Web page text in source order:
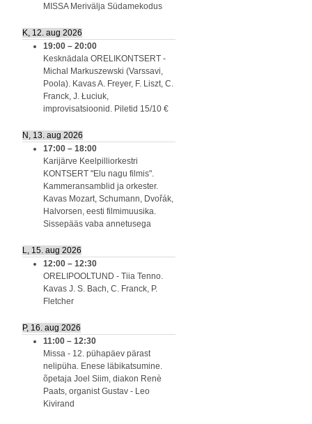
MISSA Merivälja Südamekodus
K, 12. aug 2026
19:00 – 20:00
Kesknädala ORELIKONTSERT -
Michal Markuszewski (Varssavi,
Poola). Kavas A. Freyer, F. Liszt, C.
Franck, J. Łuciuk,
improvisatsioonid. Piletid 15/10 €
N, 13. aug 2026
17:00 – 18:00
Karijärve Keelpilliorkestri
KONTSERT "Elu nagu filmis".
Kammeransamblid ja orkester.
Kavas Mozart, Schumann, Dvořák,
Halvorsen, eesti filmimuusika.
Sissepääs vaba annetusega
L, 15. aug 2026
12:00 – 12:30
ORELIPOOLTUND - Tiia Tenno.
Kavas J. S. Bach, C. Franck, P.
Fletcher
P, 16. aug 2026
11:00 – 12:30
Missa - 12. pühapäev pärast
nelipüha. Enese läbikatsumine.
õpetaja Joel Siim, diakon Renè
Paats, organist Gustav - Leo
Kivirand